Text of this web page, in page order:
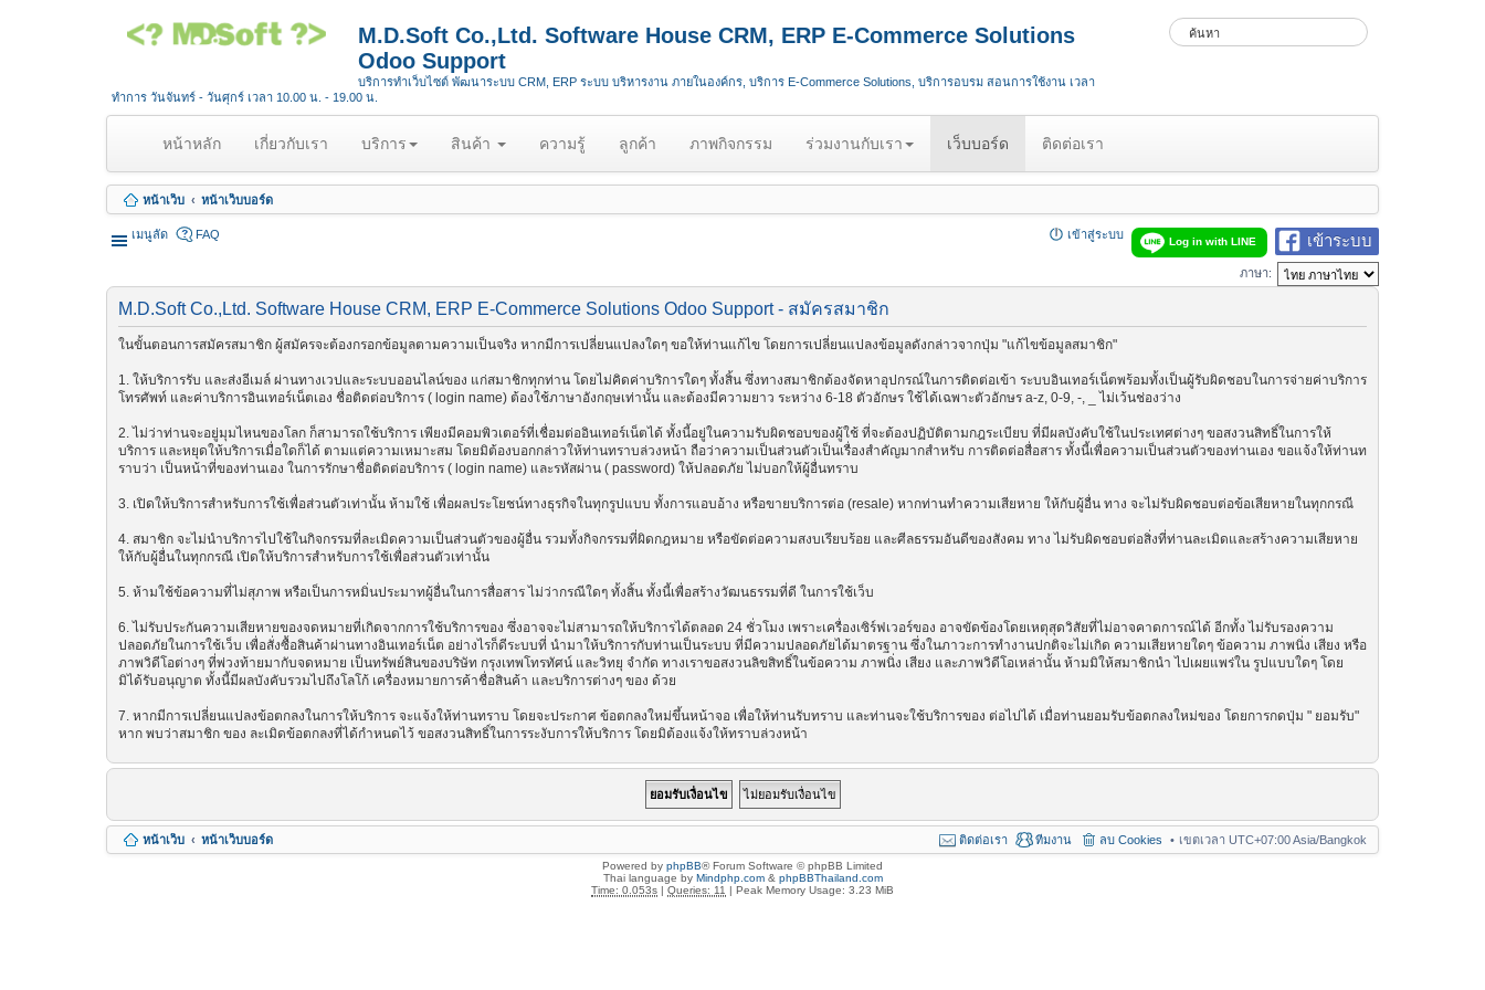
M.D.Soft Co.,Ltd. Software House CRM, ERP E-Commerce Solutions
Odoo Support
บริการทำเว็บไซต์ พัฒนาระบบ CRM, ERP ระบบ บริหารงาน ภายในองค์กร, บริการ E-Commerce Solutions, บริการอบรม สอนการใช้งาน เวลา
ทำการ วันจันทร์ - วันศุกร์ เวลา 10.00 น. - 19.00 น.
หน้าหลัก(
u
r
)
เกี่ยวกับเรา บริการ สินค้า ความรู้ ลูกค้า ภาพกิจกรรม ร่วมงานกับเรา เว็บบอร์ด ติดต่อเรา
หน้าเว็บ หน้าเว็บบอร์ด
เมนูลัด เข้าระบบ
Log in with LINE
FAQ เข้าสู่ระบบ
ภาษา:
M.D.Soft Co.,Ltd. Software House CRM, ERP E-Commerce Solutions Odoo Support - สมัครสมาชิก
ในขั้นตอนการสมัครสมาชิก ผู้สมัครจะต้องกรอกข้อมูลตามความเป็นจริง หากมีการเปลี่ยนแปลงใดๆ ขอให้ท่านแก้ไข โดยการเปลี่ยนแปลงข้อมูลดังกล่าวจากปุ่ม "แก้ไขข้อมูลสมาชิก"
1. ให้บริการรับ และส่งอีเมล์ ผ่านทางเวปและระบบออนไลน์ของ แก่สมาชิกทุกท่าน โดยไม่คิดค่าบริการใดๆ ทั้งสิ้น ซึ่งทางสมาชิกต้องจัดหาอุปกรณ์ในการติดต่อเข้า ระบบอินเทอร์เน็ตพร้อมทั้งเป็นผู้รับผิดชอบในการจ่ายค่าบริการ
โทรศัพท์ และค่าบริการอินเทอร์เน็ตเอง ชื่อติดต่อบริการ ( login name) ต้องใช้ภาษาอังกฤษเท่านั้น และต้องมีความยาว ระหว่าง 6-18 ตัวอักษร ใช้ได้เฉพาะตัวอักษร a-z, 0-9, -, _ ไม่เว้นช่องว่าง
2. ไม่ว่าท่านจะอยู่มุมไหนของโลก ก็สามารถใช้บริการ เพียงมีคอมพิวเตอร์ที่เชื่อมต่ออินเทอร์เน็ตได้ ทั้งนี้อยู่ในความรับผิดชอบของผู้ใช้ ที่จะต้องปฏิบัติตามกฎระเบียบ ที่มีผลบังคับใช้ในประเทศต่างๆ ขอสงวนสิทธิ์ในการให้
บริการ และหยุดให้บริการเมื่อใดก็ได้ ตามแต่ความเหมาะสม โดยมิต้องบอกกล่าวให้ท่านทราบล่วงหน้า ถือว่าความเป็นส่วนตัวเป็นเรื่องสำคัญมากสำหรับ การติดต่อสื่อสาร ทั้งนี้เพื่อความเป็นส่วนตัวของท่านเอง ขอแจ้งให้ท่านท
ราบว่า เป็นหน้าที่ของท่านเอง ในการรักษาชื่อติดต่อบริการ ( login name) และรหัสผ่าน ( password) ให้ปลอดภัย ไม่บอกให้ผู้อื่นทราบ
3. เปิดให้บริการสำหรับการใช้เพื่อส่วนตัวเท่านั้น ห้ามใช้ เพื่อผลประโยชน์ทางธุรกิจในทุกรูปแบบ ทั้งการแอบอ้าง หรือขายบริการต่อ (resale) หากท่านทำความเสียหาย ให้กับผู้อื่น ทาง จะไม่รับผิดชอบต่อข้อเสียหายในทุกกรณี
4. สมาชิก จะไม่นำบริการไปใช้ในกิจกรรมที่ละเมิดความเป็นส่วนตัวของผู้อื่น รวมทั้งกิจกรรมที่ผิดกฎหมาย หรือขัดต่อความสงบเรียบร้อย และศีลธรรมอันดีของสังคม ทาง ไม่รับผิดชอบต่อสิ่งที่ท่านละเมิดและสร้างความเสียหาย
ให้กับผู้อื่นในทุกกรณี เปิดให้บริการสำหรับการใช้เพื่อส่วนตัวเท่านั้น
5. ห้ามใช้ข้อความที่ไม่สุภาพ หรือเป็นการหมิ่นประมาทผู้อื่นในการสื่อสาร ไม่ว่ากรณีใดๆ ทั้งสิ้น ทั้งนี้เพื่อสร้างวัฒนธรรมที่ดี ในการใช้เว็บ
6. ไม่รับประกันความเสียหายของจดหมายที่เกิดจากการใช้บริการของ ซึ่งอาจจะไม่สามารถให้บริการได้ตลอด 24 ชั่วโมง เพราะเครื่องเซิร์ฟเวอร์ของ อาจขัดข้องโดยเหตุสุดวิสัยที่ไม่อาจคาดการณ์ได้ อีกทั้ง ไม่รับรองความ
ปลอดภัยในการใช้เว็บ เพื่อสั่งซื้อสินค้าผ่านทางอินเทอร์เน็ต อย่างไรก็ดีระบบที่ นำมาให้บริการกับท่านเป็นระบบ ที่มีความปลอดภัยได้มาตรฐาน ซึ่งในภาวะการทำงานปกติจะไม่เกิด ความเสียหายใดๆ ข้อความ ภาพนิ่ง เสียง หรือ
ภาพวิดีโอต่างๆ ที่พ่วงท้ายมากับจดหมาย เป็นทรัพย์สินของบริษัท กรุงเทพโทรทัศน์ และวิทยุ จำกัด ทางเราขอสงวนลิขสิทธิ์ในข้อความ ภาพนิ่ง เสียง และภาพวิดีโอเหล่านั้น ห้ามมิให้สมาชิกนำ ไปเผยแพร่ใน รูปแบบใดๆ โดย
มิได้รับอนุญาต ทั้งนี้มีผลบังคับรวมไปถึงโลโก้ เครื่องหมายการค้าชื่อสินค้า และบริการต่างๆ ของ ด้วย
7. หากมีการเปลี่ยนแปลงข้อตกลงในการให้บริการ จะแจ้งให้ท่านทราบ โดยจะประกาศ ข้อตกลงใหม่ขึ้นหน้าจอ เพื่อให้ท่านรับทราบ และท่านจะใช้บริการของ ต่อไปได้ เมื่อท่านยอมรับข้อตกลงใหม่ของ โดยการกดปุ่ม " ยอมรับ"
หาก พบว่าสมาชิก ของ ละเมิดข้อตกลงที่ได้กำหนดไว้ ขอสงวนสิทธิ์ในการระงับการให้บริการ โดยมิต้องแจ้งให้ทราบล่วงหน้า
หน้าเว็บ หน้าเว็บบอร์ด เขตเวลา UTC+07:00 Asia/Bangkok
ลบ Cookies
ทีมงาน
ติดต่อเรา
Powered by phpBB® Forum Software © phpBB Limited
Thai language by Mindphp.com& phpBBThailand.com
Time: 0.053s | Queries: 11 | Peak Memory Usage: 3.23 MiB